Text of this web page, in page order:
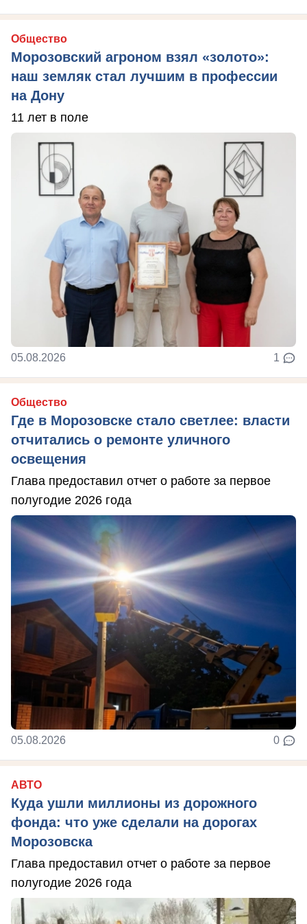
Общество
Морозовский агроном взял «золото»:
наш земляк стал лучшим в профессии
на Дону
11 лет в поле
05.08.2026 1
Общество
Где в Морозовске стало светлее: власти
отчитались о ремонте уличного
освещения
Глава предоставил отчет о работе за первое
полугодие 2026 года
05.08.2026 0
АВТО
Куда ушли миллионы из дорожного
фонда: что уже сделали на дорогах
Морозовска
Глава предоставил отчет о работе за первое
полугодие 2026 года